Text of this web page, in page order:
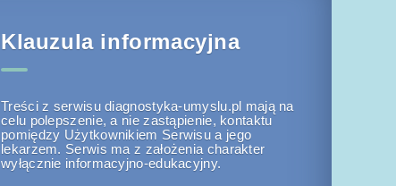
Klauzula informacyjna
Treści z serwisu diagnostyka-umyslu.pl mają na
celu polepszenie, a nie zastąpienie, kontaktu
pomiędzy Użytkownikiem Serwisu a jego
lekarzem. Serwis ma z założenia charakter
wyłącznie informacyjno-edukacyjny.